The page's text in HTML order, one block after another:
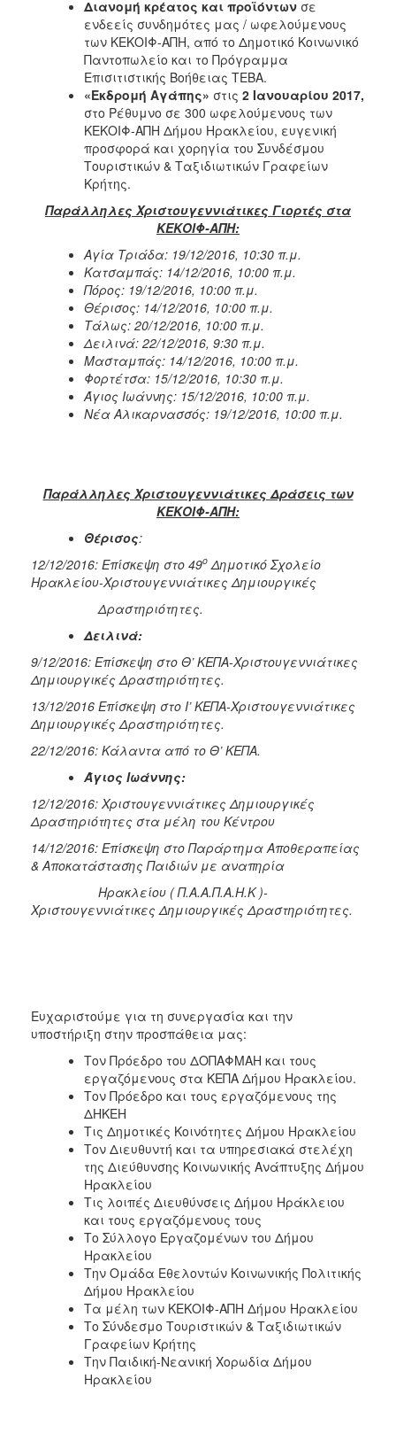
Διανομή κρέατος και προϊόντων σε
ενδεείς συνδημότες μας / ωφελούμενους
των ΚΕΚΟΙΦ-ΑΠΗ, από το Δημοτικό Κοινωνικό
Παντοπωλείο και το Πρόγραμμα
Επισιτιστικής Βοήθειας ΤΕΒΑ.
«Εκδρομή Αγάπης» στις 2 Ιανουαρίου 2017,
στο Ρέθυμνο σε 300 ωφελούμενους των
ΚΕΚΟΙΦ-ΑΠΗ Δήμου Ηρακλείου, ευγενική
προσφορά και χορηγία του Συνδέσμου
Τουριστικών & Ταξιδιωτικών Γραφείων
Κρήτης.
Παράλληλες Χριστουγεννιάτικες Γιορτές στα
ΚΕΚΟΙΦ-ΑΠΗ:
Αγία Τριάδα: 19/12/2016, 10:30 π.μ.
Κατσαμπάς: 14/12/2016, 10:00 π.μ.
Πόρος: 19/12/2016, 10:00 π.μ.
Θέρισος: 14/12/2016, 10:00 π.μ.
Τάλως: 20/12/2016, 10:00 π.μ.
Δειλινά: 22/12/2016, 9:30 π.μ.
Μασταμπάς: 14/12/2016, 10:00 π.μ.
Φορτέτσα: 15/12/2016, 10:30 π.μ.
Άγιος Ιωάννης: 15/12/2016, 10:00 π.μ.
Νέα Αλικαρνασσός: 19/12/2016, 10:00 π.μ.
Παράλληλες Χριστουγεννιάτικες Δράσεις των
ΚΕΚΟΙΦ-ΑΠΗ:
Θέρισος:
12/12/2016: Επίσκεψη στο 49ο Δημοτικό Σχολείο
Ηρακλείου-Χριστουγεννιάτικες Δημιουργικές
Δραστηριότητες.
Δειλινά:
9/12/2016: Επίσκεψη στο Θ’ ΚΕΠΑ-Χριστουγεννιάτικες
Δημιουργικές Δραστηριότητες.
13/12/2016 Επίσκεψη στο Ι’ ΚΕΠΑ-Χριστουγεννιάτικες
Δημιουργικές Δραστηριότητες.
22/12/2016: Κάλαντα από το Θ’ ΚΕΠΑ.
Άγιος Ιωάννης:
12/12/2016: Χριστουγεννιάτικες Δημιουργικές
Δραστηριότητες στα μέλη του Κέντρου
14/12/2016: Επίσκεψη στο Παράρτημα Αποθεραπείας
& Αποκατάστασης Παιδιών με αναπηρία
Ηρακλείου ( Π.Α.Α.Π.Α.Η.Κ )-
Χριστουγεννιάτικες Δημιουργικές Δραστηριότητες.
Ευχαριστούμε για τη συνεργασία και την
υποστήριξη στην προσπάθεια μας:
Τον Πρόεδρο του ΔΟΠΑΦΜΑΗ και τους
εργαζόμενους στα ΚΕΠΑ Δήμου Ηρακλείου.
Τον Πρόεδρο και τους εργαζόμενους της
ΔΗΚΕΗ
Τις Δημοτικές Κοινότητες Δήμου Ηρακλείου
Τον Διευθυντή και τα υπηρεσιακά στελέχη
της Διεύθυνσης Κοινωνικής Ανάπτυξης Δήμου
Ηρακλείου
Τις λοιπές Διευθύνσεις Δήμου Ηράκλειου
και τους εργαζόμενους τους
Το Σύλλογο Εργαζομένων του Δήμου
Ηρακλείου
Την Ομάδα Εθελοντών Κοινωνικής Πολιτικής
Δήμου Ηρακλείου
Τα μέλη των ΚΕΚΟΙΦ-ΑΠΗ Δήμου Ηρακλείου
Το Σύνδεσμο Τουριστικών & Ταξιδιωτικών
Γραφείων Κρήτης
Την Παιδική-Νεανική Χορωδία Δήμου
Ηρακλείου